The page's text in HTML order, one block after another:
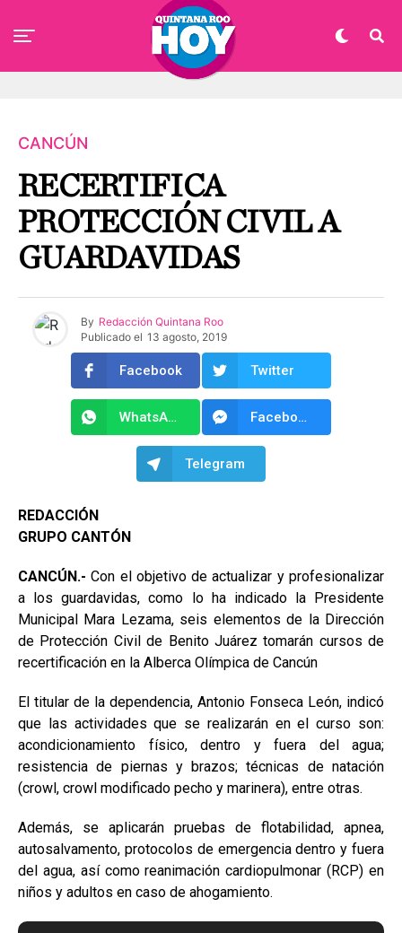
CANCÚN
RECERTIFICA
PROTECCIÓN CIVIL A
GUARDAVIDAS
By Redacción Quintana Roo
Publicado el 13 agosto, 2019
Facebook Twitter
WhatsApp Facebook Messenger
Telegram
REDACCIÓN
GRUPO CANTÓN
CANCÚN.- Con el objetivo de actualizar y profesionalizar
a los guardavidas, como lo ha indicado la Presidente
Municipal Mara Lezama, seis elementos de la Dirección
de Protección Civil de Benito Juárez tomarán cursos de
recertificación en la Alberca Olímpica de Cancún
El titular de la dependencia, Antonio Fonseca León, indicó
que las actividades que se realizarán en el curso son:
acondicionamiento físico, dentro y fuera del agua;
resistencia de piernas y brazos; técnicas de natación
(crowl, crowl modificado pecho y marinera), entre otras.
Además, se aplicarán pruebas de flotabilidad, apnea,
autosalvamento, protocolos de emergencia dentro y fuera
del agua, así como reanimación cardiopulmonar (RCP) en
niños y adultos en caso de ahogamiento.